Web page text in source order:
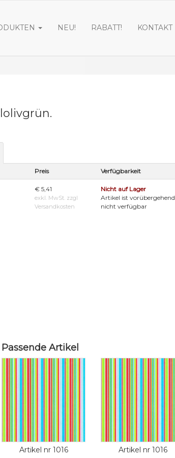
NEU! RABATT! KONTAKT
Preis Verfügbarkeit
€ 5,41
exkl. MwSt. zzgl
Versandkosten
Nicht auf Lager
Artikel ist vorübergehend
nicht verfügbar
Passende Artikel
Artikel nr 1016 Artikel nr 1016